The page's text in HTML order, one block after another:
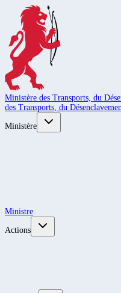
Ministère des Transports, du
des Transports, du
Ministère
Ministre
Actions